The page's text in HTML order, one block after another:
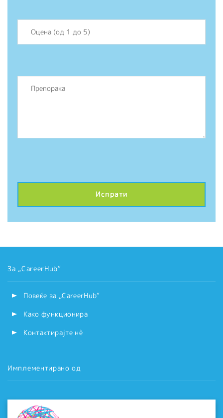
За „CareerHub“
Повеќе за „CareerHub“
Како функционира
Контактирајте нѐ
Имплементирано од